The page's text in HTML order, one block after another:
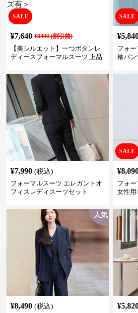
SALE
¥7,640 ¥8490(割引前)
【美シルエット】一つボタンレ
ディースフォーマルスーツ 上品
ネス・式典・会食にも＜大きい
サイズ有＞
SALE
¥
フォ
袖パン
¥7,990 (税込)
フォーマルスーツ エレガントオ
フィスレディスーツセット
SALE
¥
フォ
女性用
人気
¥8,490 (税込) ¥